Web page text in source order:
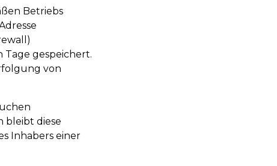
Betriebs
Tage gespeichert.
von
bleibt diese
Inhabers einer